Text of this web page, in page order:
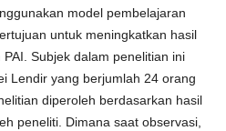
model pembelajaran
untuk meningkatkan hasil
Subjek dalam penelitian ini
Lendir yang berjumlah 24 orang
diperoleh berdasarkan hasil
peneliti. Dimana saat observasi,